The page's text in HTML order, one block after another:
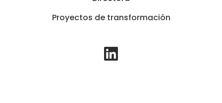
Proyectos de transformación
L
i